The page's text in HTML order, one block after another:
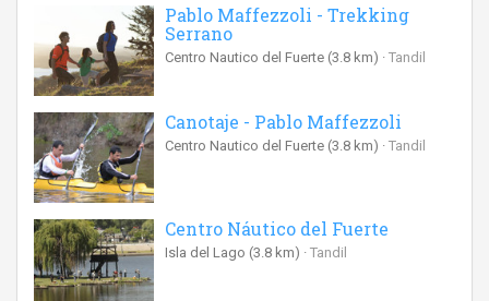
Pablo Maffezzoli - Trekking
Serrano
Centro Nautico del Fuerte (3.8 km) Tandil
Canotaje - Pablo Maffezzoli
Centro Nautico del Fuerte (3.8 km) Tandil
Centro Náutico del Fuerte
Isla del Lago (3.8 km) Tandil